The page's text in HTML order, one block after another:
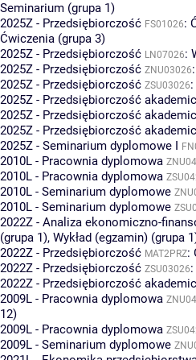
Seminarium (grupa 1)
2025Z - Przedsiębiorczość FS01026:
Ćwiczenia (grupa 3)
2025Z - Przedsiębiorczość LN07026:
2025Z - Przedsiębiorczość ZNU03026:
2025Z - Przedsiębiorczość ZSU03026:
2025Z - Przedsiębiorczość
2025Z - Przedsiębiorczość
2025Z - Przedsiębiorczość
2025Z - Seminarium dyplomowe I
2010L - Pracownia dyplomowa
2010L - Pracownia dyplomowa
2010L - Seminarium dyplomowe
2010L - Seminarium dyplomowe
2022Z - Analiza ekonomiczno-
(grupa 1), Wykład (egzamin) (grupa
2022Z - Przedsiębiorczość MAT2PRZ:
2022Z - Przedsiębiorczość ZSU03026:
2022Z - Przedsiębiorczość
2009L - Pracownia dyplomowa
12)
2009L - Pracownia dyplomowa
2009L - Seminarium dyplomowe